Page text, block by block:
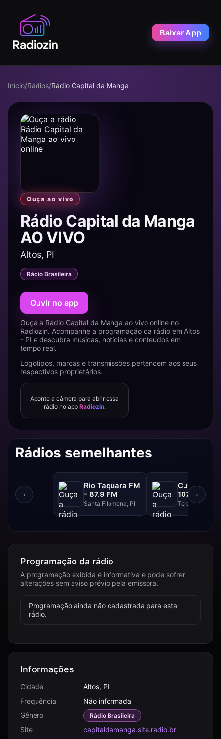
Baixar App
Início/Rádios/Rádio Capital da Manga
Ouça ao vivo
Rádio Capital da Manga
AO VIVO
Altos, PI
Rádio Brasileira
Ouvir no app
Ouça a Rádio Capital da Manga ao vivo online no
Radiozin. Acompanhe a programação da rádio em Altos
- PI e descubra músicas, notícias e conteúdos em
tempo real.
Logotipos, marcas e transmissões pertencem aos seus
respectivos proprietários.
Aponte a câmera para abrir essa
rádio no app Radiozin.
Rádios semelhantes
‹
Rio Taquara FM
- 87.9 FM
Santa Filomena, PI
Cultura FM
107.9 FM
Teresina, PI
›
Programação da rádio
A programação exibida é informativa e pode sofrer
alterações sem aviso prévio pela emissora.
Programação ainda não cadastrada para esta
rádio.
Informações
Cidade
Altos, PI
Frequência
Não informada
Gênero
Rádio Brasileira
Site
capitaldamanga.site.radio.br